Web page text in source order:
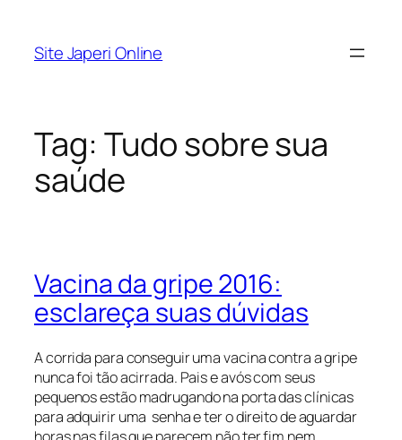
Site Japeri Online
Tag: Tudo sobre sua
saúde
Vacina da gripe 2016:
esclareça suas dúvidas
A corrida para conseguir uma vacina contra a gripe
nunca foi tão acirrada. Pais e avós com seus
pequenos estão madrugando na porta das clínicas
para adquirir uma senha e ter o direito de aguardar